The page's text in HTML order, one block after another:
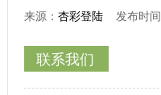
来源： 杏彩登陆发布时间
联系我们